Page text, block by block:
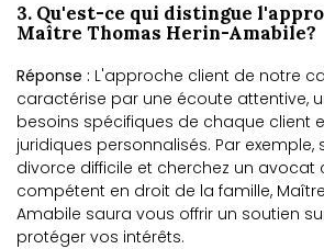
3. Qu'est-ce qui distingue
Maître Thomas Herin-Amabile?
Réponse : L'approche client de notre
caractérise par une écoute attentive,
besoins spécifiques de chaque client
juridiques personnalisés. Par exemple,
divorce difficile et cherchez un avocat
compétent en droit de la famille,
Amabile saura vous offrir un soutien
protéger vos intérêts.